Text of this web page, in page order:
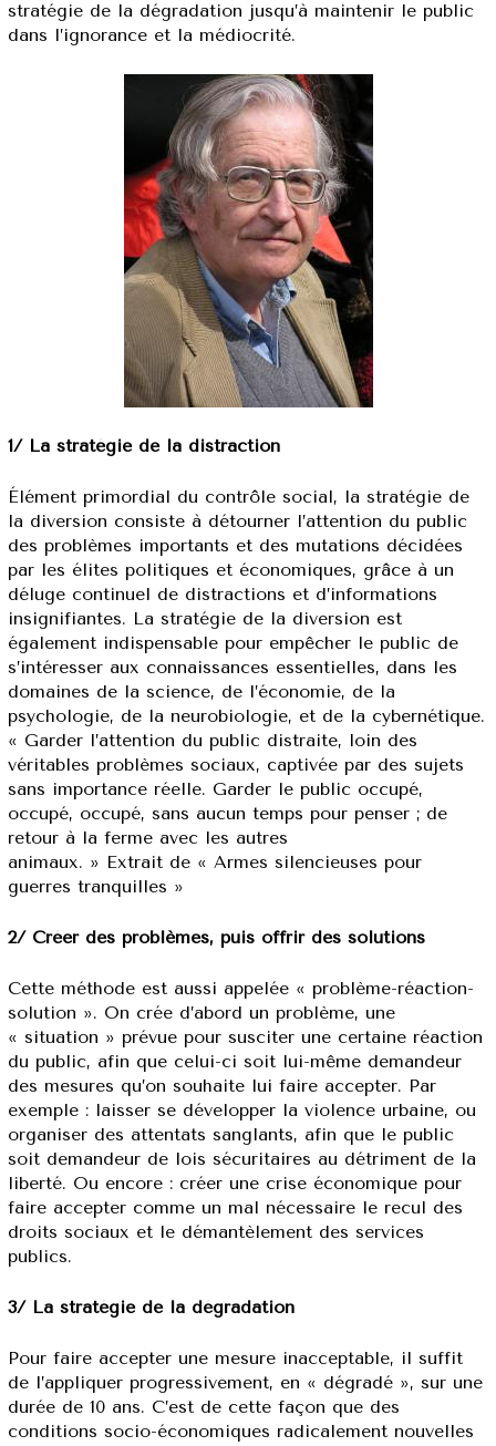
stratégie de la dégradation jusqu’à maintenir le public
dans l’ignorance et la médiocrité.
1/ La stratégie de la distraction
Élément primordial du contrôle social, la stratégie de
la diversion consiste à détourner l’attention du public
des problèmes importants et des mutations décidées
par les élites politiques et économiques, grâce à un
déluge continuel de distractions et d’informations
insignifiantes. La stratégie de la diversion est
également indispensable pour empêcher le public de
s’intéresser aux connaissances essentielles, dans les
domaines de la science, de l’économie, de la
psychologie, de la neurobiologie, et de la cybernétique.
« Garder l’attention du public distraite, loin des
véritables problèmes sociaux, captivée par des sujets
sans importance réelle. Garder le public occupé,
occupé, occupé, sans aucun temps pour penser ; de
retour à la ferme avec les autres
animaux. » Extrait de « Armes silencieuses pour
guerres tranquilles »
2/ Créer des problèmes, puis offrir des solutions
Cette méthode est aussi appelée « problème-réaction-
solution ». On crée d’abord un problème, une
« situation » prévue pour susciter une certaine réaction
du public, afin que celui-ci soit lui-même demandeur
des mesures qu’on souhaite lui faire accepter. Par
exemple : laisser se développer la violence urbaine, ou
organiser des attentats sanglants, afin que le public
soit demandeur de lois sécuritaires au détriment de la
liberté. Ou encore : créer une crise économique pour
faire accepter comme un mal nécessaire le recul des
droits sociaux et le démantèlement des services
publics.
3/ La stratégie de la dégradation
Pour faire accepter une mesure inacceptable, il suffit
de l’appliquer progressivement, en « dégradé », sur une
durée de 10 ans. C’est de cette façon que des
conditions socio-économiques radicalement nouvelles